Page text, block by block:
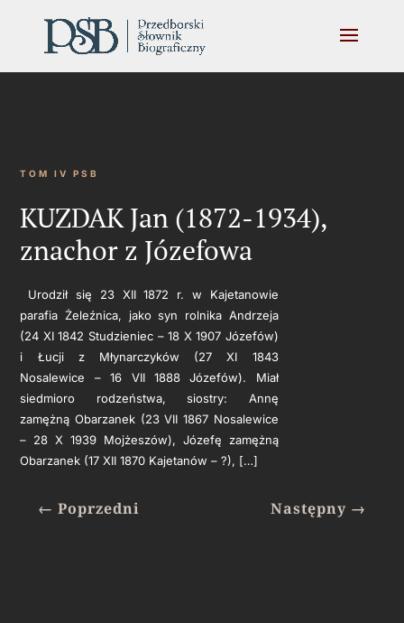
TOM IV PSB
KUZDAK Jan (1872-1934),
znachor z Józefowa
Urodził się 23 XII 1872 r. w Kajetanowie
parafia Żeleźnica, jako syn rolnika Andrzeja
(24 XI 1842 Studzieniec – 18 X 1907 Józefów)
i Łucji z Młynarczyków (27 XI 1843
Nosalewice – 16 VII 1888 Józefów). Miał
siedmioro rodzeństwa, siostry: Annę
zamężną Obarzanek (23 VII 1867 Nosalewice
– 28 X 1939 Mojżeszów), Józefę zamężną
Obarzanek (17 XII 1870 Kajetanów – ?), […]
←Poprzedni Następny→